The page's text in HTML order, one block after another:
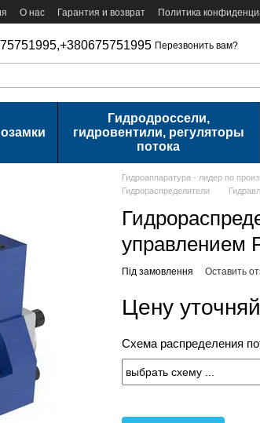
О нас Гарантия и возврат Политика
+380675751995 Перезвонить вам?
Гидродроссели,
гидровентили, регуляторы
потока
Гидроаппаратура - лидер по
Гидрораспределители
управлением
Під замовлення Оставить
Цену
Схема распределения